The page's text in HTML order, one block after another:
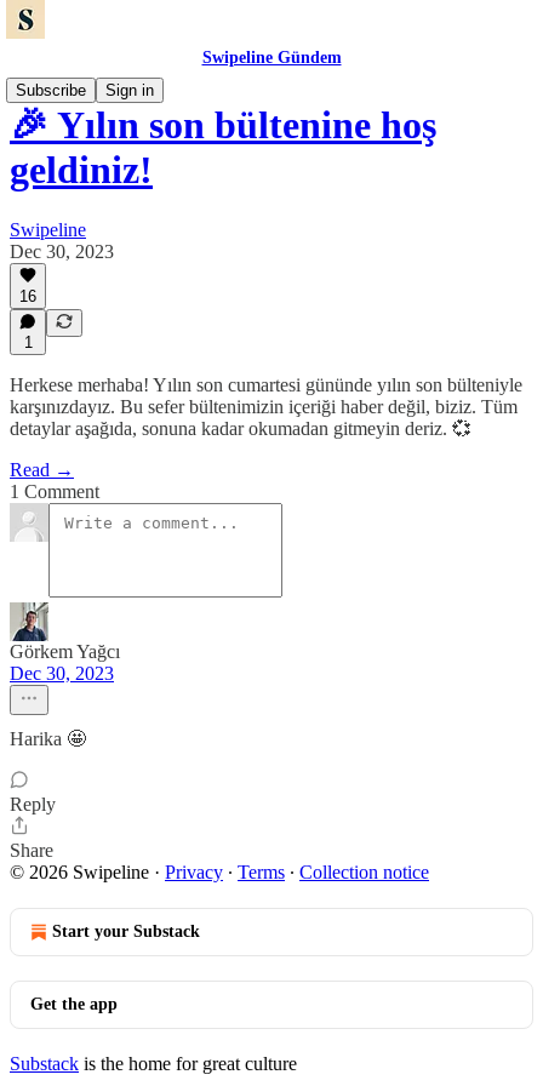
Swipeline Gündem
Subscribe
Sign in
🎉 Yılın son bültenine hoş
geldiniz!
Swipeline
Dec 30, 2023
16
1
Herkese merhaba! Yılın son cumartesi gününde yılın son bülteniyle
karşınızdayız. Bu sefer bültenimizin içeriği haber değil, biziz. Tüm
detaylar aşağıda, sonuna kadar okumadan gitmeyin deriz. 💞
Read →
1 Comment
Görkem Yağcı
Dec 30, 2023
Harika 🤩
Reply
Share
© 2026 Swipeline · Privacy ∙ Terms ∙ Collection notice
Start your Substack
Get the app
Substack is the home for great culture